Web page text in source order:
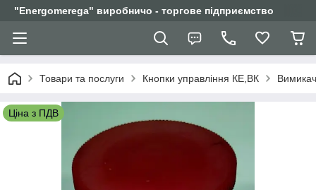
"Еnergomerega" виробничо - торгове підприємство
Товари та послуги Кнопки управління КЕ,ВК
Ціна з ПДВ